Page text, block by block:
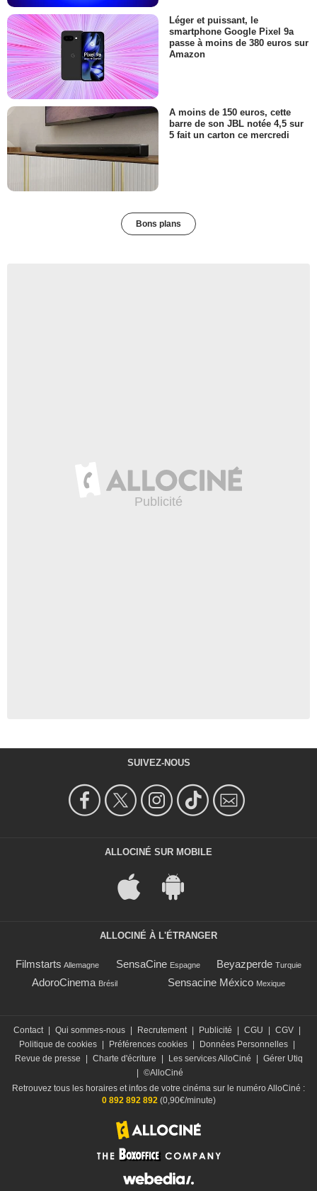
Léger et puissant, le
smartphone Google Pixel 9a
passe à moins de 380 euros sur
Amazon
A moins de 150 euros, cette
barre de son JBL notée 4,5 sur
5 fait un carton ce mercredi
Bons plans
SUIVEZ-NOUS
ALLOCINÉ SUR MOBILE
ALLOCINÉ À L'ÉTRANGER
Filmstarts Allemagne SensaCine Espagne Beyazperde Turquie
AdoroCinema Brésil Sensacine México Mexique
Contact Qui sommes-nous Recrutement Publicité CGU CGV
Politique de cookies
Préférences cookies Données Personnelles
Revue de presse
Charte d'écriture Les services AlloCiné
Gérer Utiq
©AlloCiné
Retrouvez tous les horaires et infos de votre cinéma sur le numéro AlloCiné :
0 892 892 892(0,90€/minute)